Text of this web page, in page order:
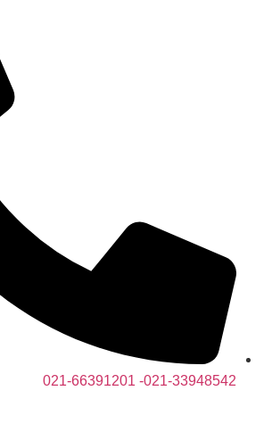
021-33948542- 021-66391201